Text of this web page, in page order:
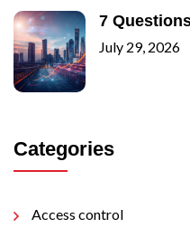
7
July 29, 2026
Categories
Access control